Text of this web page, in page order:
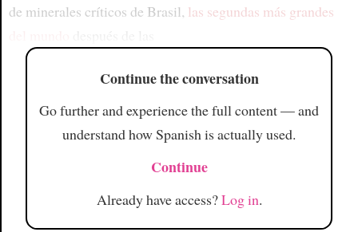
de minerales críticos de Brasil, las segundas más grandes
Continue the conversation
Go further and experience the full content — and
understand how Spanish is actually used.
Continue
Already have access?Log in.